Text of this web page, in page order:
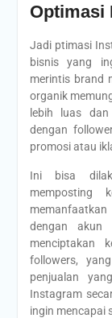
Optimasi
Jadi ptimasi
bisnis yang
merintis brand
organik
lebih luas
dengan
promosi atau
Ini bisa
memposting
dengan akun
menciptakan
followers,
penjualan
Instagram
ingin mencapai